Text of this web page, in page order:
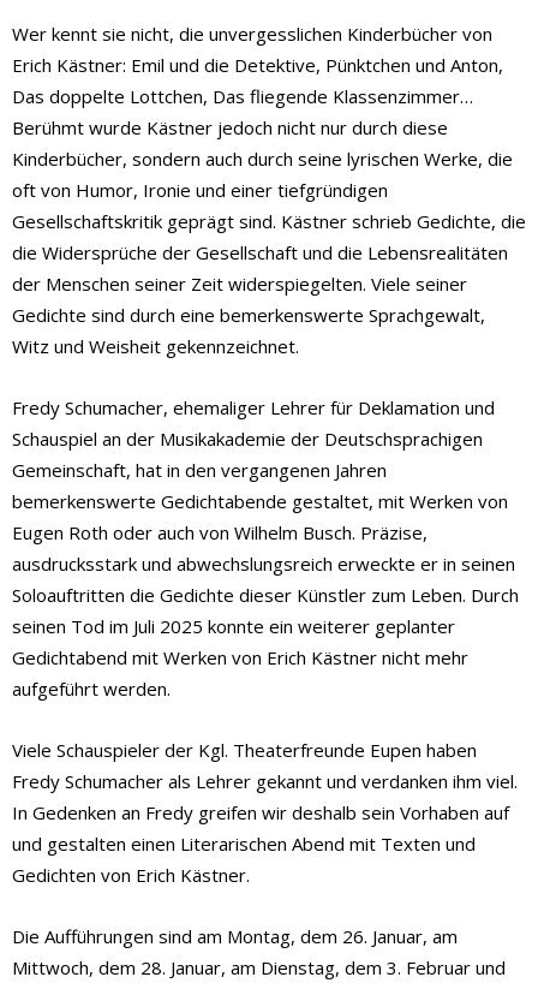
Wer kennt sie nicht, die unvergesslichen Kinderbücher von
Erich Kästner: Emil und die Detektive, Pünktchen und Anton,
Das doppelte Lottchen, Das fliegende Klassenzimmer…
Berühmt wurde Kästner jedoch nicht nur durch diese
Kinderbücher, sondern auch durch seine lyrischen Werke, die
oft von Humor, Ironie und einer tiefgründigen
Gesellschaftskritik geprägt sind. Kästner schrieb Gedichte, die
die Widersprüche der Gesellschaft und die Lebensrealitäten
der Menschen seiner Zeit widerspiegelten. Viele seiner
Gedichte sind durch eine bemerkenswerte Sprachgewalt,
Witz und Weisheit gekennzeichnet.
Fredy Schumacher, ehemaliger Lehrer für Deklamation und
Schauspiel an der Musikakademie der Deutschsprachigen
Gemeinschaft, hat in den vergangenen Jahren
bemerkenswerte Gedichtabende gestaltet, mit Werken von
Eugen Roth oder auch von Wilhelm Busch. Präzise,
ausdrucksstark und abwechslungsreich erweckte er in seinen
Soloauftritten die Gedichte dieser Künstler zum Leben. Durch
seinen Tod im Juli 2025 konnte ein weiterer geplanter
Gedichtabend mit Werken von Erich Kästner nicht mehr
aufgeführt werden.
Viele Schauspieler der Kgl. Theaterfreunde Eupen haben
Fredy Schumacher als Lehrer gekannt und verdanken ihm viel.
In Gedenken an Fredy greifen wir deshalb sein Vorhaben auf
und gestalten einen Literarischen Abend mit Texten und
Gedichten von Erich Kästner.
Die Aufführungen sind am Montag, dem 26. Januar, am
Mittwoch, dem 28. Januar, am Dienstag, dem 3. Februar und